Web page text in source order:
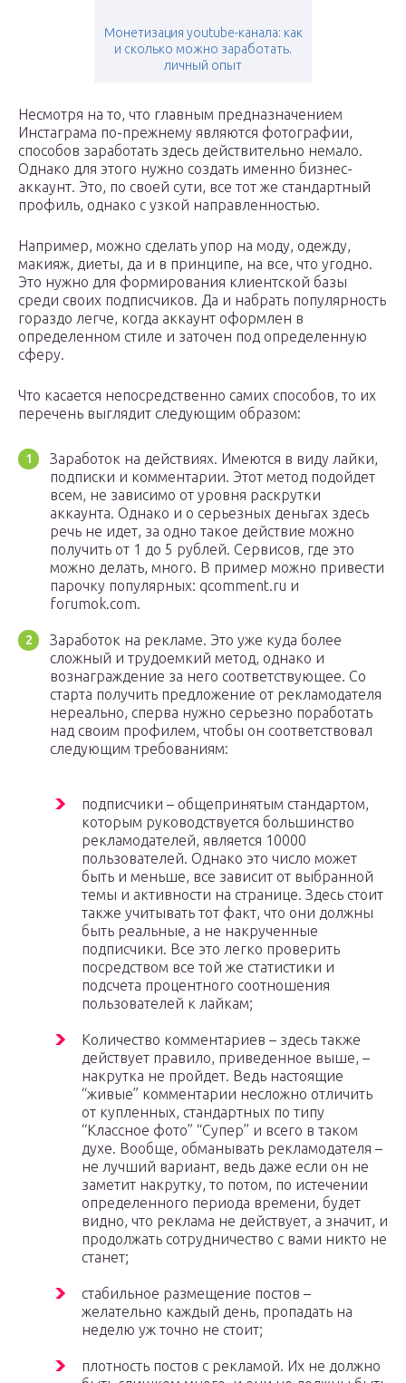
Монетизация youtube-канала: как
и сколько можно заработать.
личный опыт
Несмотря на то, что главным предназначением
Инстаграма по-прежнему являются фотографии,
способов заработать здесь действительно немало.
Однако для этого нужно создать именно бизнес-
аккаунт. Это, по своей сути, все тот же стандартный
профиль, однако с узкой направленностью.
Например, можно сделать упор на моду, одежду,
макияж, диеты, да и в принципе, на все, что угодно.
Это нужно для формирования клиентской базы
среди своих подписчиков. Да и набрать популярность
гораздо легче, когда аккаунт оформлен в
определенном стиле и заточен под определенную
сферу.
Что касается непосредственно самих способов, то их
перечень выглядит следующим образом:
Заработок на действиях. Имеются в виду лайки,
подписки и комментарии. Этот метод подойдет
всем, не зависимо от уровня раскрутки
аккаунта. Однако и о серьезных деньгах здесь
речь не идет, за одно такое действие можно
получить от 1 до 5 рублей. Сервисов, где это
можно делать, много. В пример можно привести
парочку популярных: qcomment.ru и
forumok.com.
Заработок на рекламе. Это уже куда более
сложный и трудоемкий метод, однако и
вознаграждение за него соответствующее. Со
старта получить предложение от рекламодателя
нереально, сперва нужно серьезно поработать
над своим профилем, чтобы он соответствовал
следующим требованиям:
подписчики – общепринятым стандартом,
которым руководствуется большинство
рекламодателей, является 10000
пользователей. Однако это число может
быть и меньше, все зависит от выбранной
темы и активности на странице. Здесь стоит
также учитывать тот факт, что они должны
быть реальные, а не накрученные
подписчики. Все это легко проверить
посредством все той же статистики и
подсчета процентного соотношения
пользователей к лайкам;
Количество комментариев – здесь также
действует правило, приведенное выше, –
накрутка не пройдет. Ведь настоящие
“живые” комментарии несложно отличить
от купленных, стандартных по типу
“Классное фото” “Супер” и всего в таком
духе. Вообще, обманывать рекламодателя –
не лучший вариант, ведь даже если он не
заметит накрутку, то потом, по истечении
определенного периода времени, будет
видно, что реклама не действует, а значит, и
продолжать сотрудничество с вами никто не
станет;
стабильное размещение постов –
желательно каждый день, пропадать на
неделю уж точно не стоит;
плотность постов с рекламой. Их не должно